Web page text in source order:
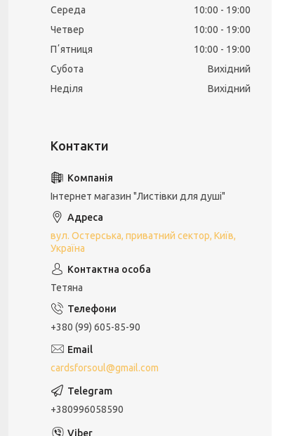
Середа
10:00
19:00
Четвер
10:00
19:00
Пʼятниця
10:00
19:00
Субота
Вихідний
Неділя
Вихідний
Інтернет магазин "Листівки для душі"
вул. Остерська, приватний сектор, Київ,
Україна
Тетяна
+380 (99) 605-85-90
cardsforsoul@gmail.com
+380996058590